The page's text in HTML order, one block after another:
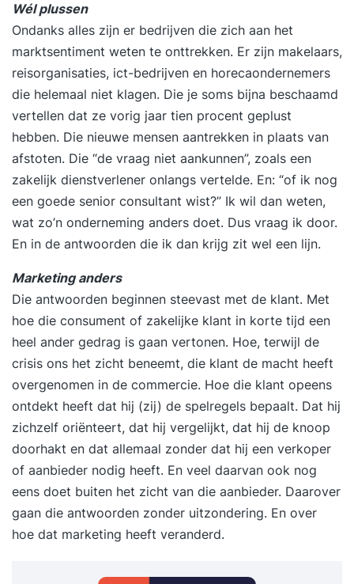
Wél plussen
Ondanks alles zijn er bedrijven die zich aan het
marktsentiment weten te onttrekken. Er zijn makelaars,
reisorganisaties, ict-bedrijven en horecaondernemers
die helemaal niet klagen. Die je soms bijna beschaamd
vertellen dat ze vorig jaar tien procent geplust
hebben. Die nieuwe mensen aantrekken in plaats van
afstoten. Die “de vraag niet aankunnen”, zoals een
zakelijk dienstverlener onlangs vertelde. En: “of ik nog
een goede senior consultant wist?” Ik wil dan weten,
wat zo’n onderneming anders doet. Dus vraag ik door.
En in de antwoorden die ik dan krijg zit wel een lijn.
Marketing anders
Die antwoorden beginnen steevast met de klant. Met
hoe die consument of zakelijke klant in korte tijd een
heel ander gedrag is gaan vertonen. Hoe, terwijl de
crisis ons het zicht beneemt, die klant de macht heeft
overgenomen in de commercie. Hoe die klant opeens
ontdekt heeft dat hij (zij) de spelregels bepaalt. Dat hij
zichzelf oriënteert, dat hij vergelijkt, dat hij de knoop
doorhakt en dat allemaal zonder dat hij een verkoper
of aanbieder nodig heeft. En veel daarvan ook nog
eens doet buiten het zicht van die aanbieder. Daarover
gaan die antwoorden zonder uitzondering. En over
hoe dat marketing heeft veranderd.